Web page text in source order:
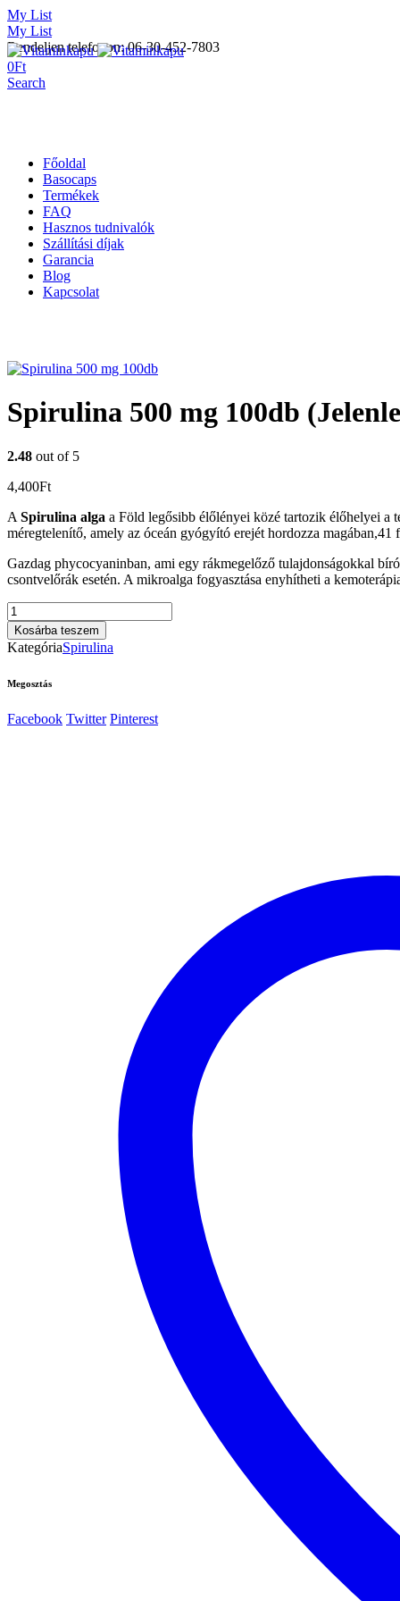
My List
My List
Rendeljen telefonon: 06-30-452-7803
0Ft
Search
Főoldal
Basocaps
Termékek
FAQ
Hasznos tudnivalók
Szállítási díjak
Garancia
Blog
Kapcsolat
Spirulina 500 mg 100db
2.48 out of 5
4,400Ft
A Spirulina alga a Föld legősibb élőlényei közé tartozik élőhelyei a
méregtelenítő, amely az óceán gyógyító erejét hordozza
Gazdag phycocyaninban, ami egy rákmegelőző tulajdonságokkal
csontvelőrák esetén. A mikroalga fogyasztása enyhítheti a
Spirulina
500
mg
100db
nem
!
Kosárba teszem
KategóriaSpirulina
Megosztás
Facebook Twitter Pinterest